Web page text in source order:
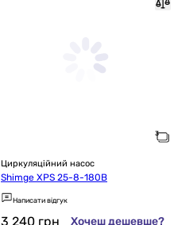
Циркуляційний насос
Shimge XPS 25-8-180B
Написати відгук
3 240 грн Хочеш дешевше?